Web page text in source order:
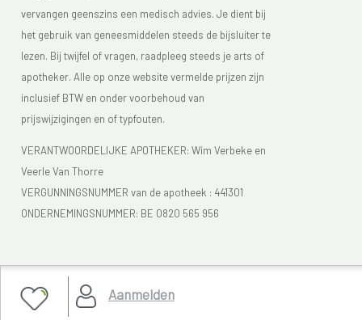
Aanmelden
vervangen geenszins een medisch advies. Je dient bij
het gebruik van geneesmiddelen steeds de bijsluiter te
lezen. Bij twijfel of vragen, raadpleeg steeds je arts of
apotheker. Alle op onze website vermelde prijzen zijn
inclusief BTW en onder voorbehoud van
prijswijzigingen en of typfouten.
VERANTWOORDELIJKE APOTHEKER: Wim Verbeke en
Veerle Van Thorre
VERGUNNINGSNUMMER van de apotheek : 441301
ONDERNEMINGSNUMMER: BE 0820 565 956
Je vindt Apotheek Verbeke - Van Thorre in de FAGG lijst
van de apotheken die vergund zijn. Het FAGG